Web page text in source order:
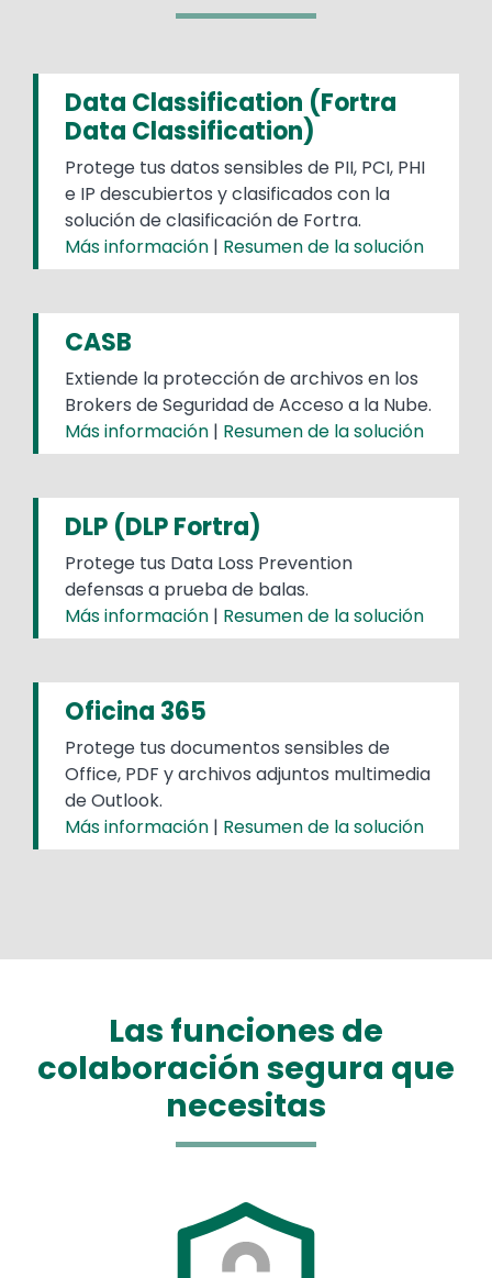
Data Classification (Fortra
Data Classification)
Protege tus datos sensibles de PII, PCI, PHI
e IP descubiertos y clasificados con la
solución de clasificación de Fortra.
Más información | Resumen de la solución
CASB
Extiende la protección de archivos en los
Brokers de Seguridad de Acceso a la Nube.
Más información | Resumen de la solución
DLP (DLP Fortra)
Protege tus Data Loss Prevention
defensas a prueba de balas.
Más información | Resumen de la solución
Oficina 365
Protege tus documentos sensibles de
Office, PDF y archivos adjuntos multimedia
de Outlook.
Más información | Resumen de la solución
Las funciones de
colaboración segura que
necesitas